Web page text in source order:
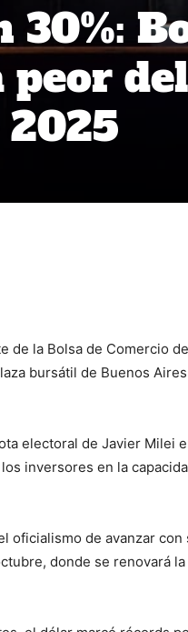
30%:
2025
la Bolsa de Comercio
bursátil de Buenos
electoral de Javier Milei
inversores en la
oficialismo de avanzar con
donde se renovará la